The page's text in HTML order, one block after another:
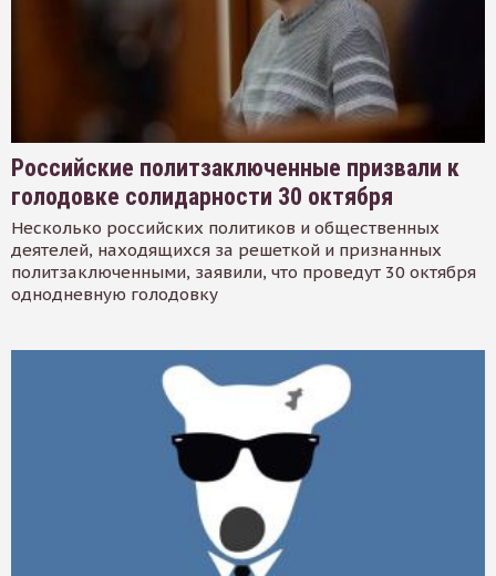
Российские политзаключенные призвали к
голодовке солидарности 30 октября
Несколько российских политиков и общественных
деятелей, находящихся за решеткой и признанных
политзаключенными, заявили, что проведут 30 октября
однодневную голодовку